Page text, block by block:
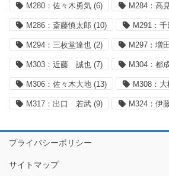
M280：佐々木勇気 (6) M284：高
M286：斎藤慎太郎 (10) M291：
M294：三枚堂達也 (2) M297：増
M303：近藤 誠也 (7) M304：都
M306：佐々木大地 (13) M308：
M317：出口 若武 (9) M324：
プライバシーポリシー
サイトマップ